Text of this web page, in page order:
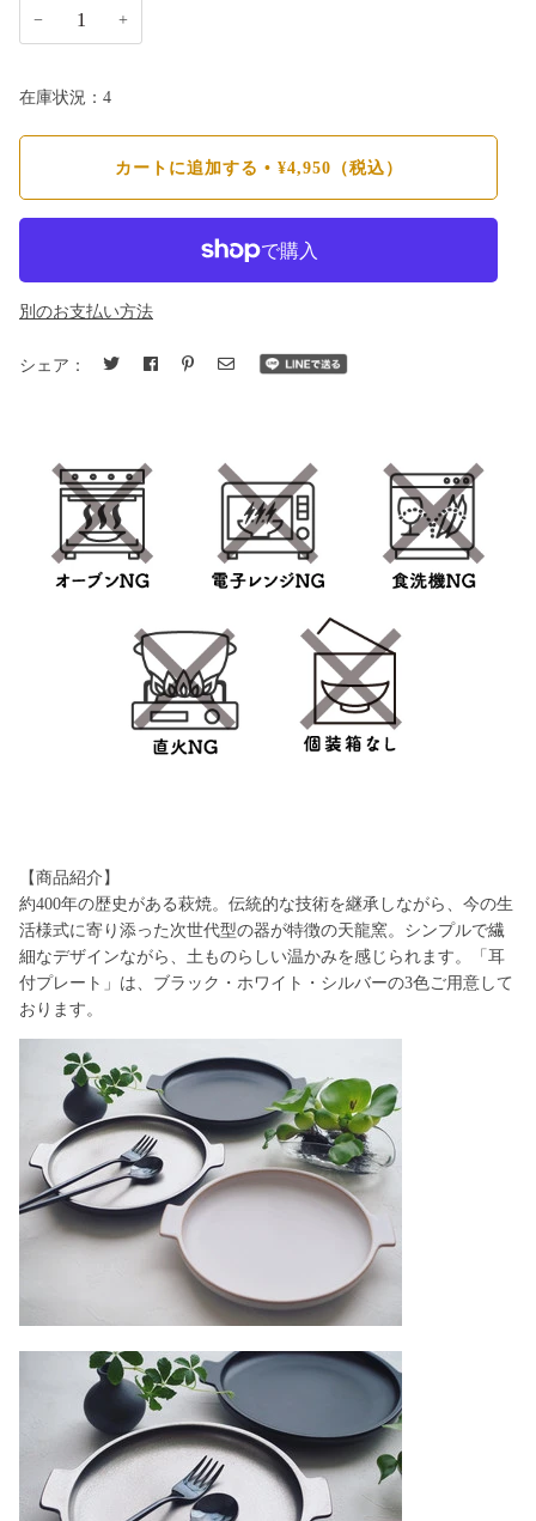
− +
在庫状況：4
カートに追加する • ¥4,950 （税込）
別のお支払い方法
シェア：
【商品紹介】
約400年の歴史がある萩焼。伝統的な技術を継承しながら、今の生
活様式に寄り添った次世代型の器が特徴の天龍窯。シンプルで繊
細なデザインながら、土ものらしい温かみを感じられます。「耳
付プレート」は、ブラック・ホワイト・シルバーの3色ご用意して
おります。